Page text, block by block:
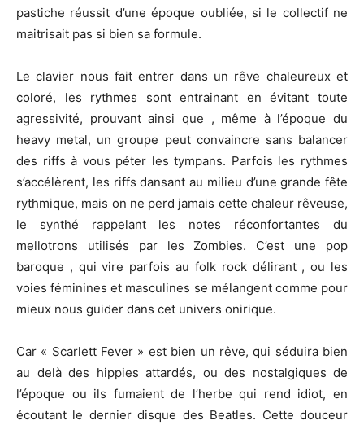
pastiche réussit d’une époque oubliée, si le collectif ne
maitrisait pas si bien sa formule.
Le clavier nous fait entrer dans un rêve chaleureux et
coloré, les rythmes sont entrainant en évitant toute
agressivité, prouvant ainsi que , même à l’époque du
heavy metal, un groupe peut convaincre sans balancer
des riffs à vous péter les tympans. Parfois les rythmes
s’accélèrent, les riffs dansant au milieu d’une grande fête
rythmique, mais on ne perd jamais cette chaleur rêveuse,
le synthé rappelant les notes réconfortantes du
mellotrons utilisés par les Zombies. C’est une pop
baroque , qui vire parfois au folk rock délirant , ou les
voies féminines et masculines se mélangent comme pour
mieux nous guider dans cet univers onirique.
Car « Scarlett Fever » est bien un rêve, qui séduira bien
au delà des hippies attardés, ou des nostalgiques de
l’époque ou ils fumaient de l’herbe qui rend idiot, en
écoutant le dernier disque des Beatles. Cette douceur